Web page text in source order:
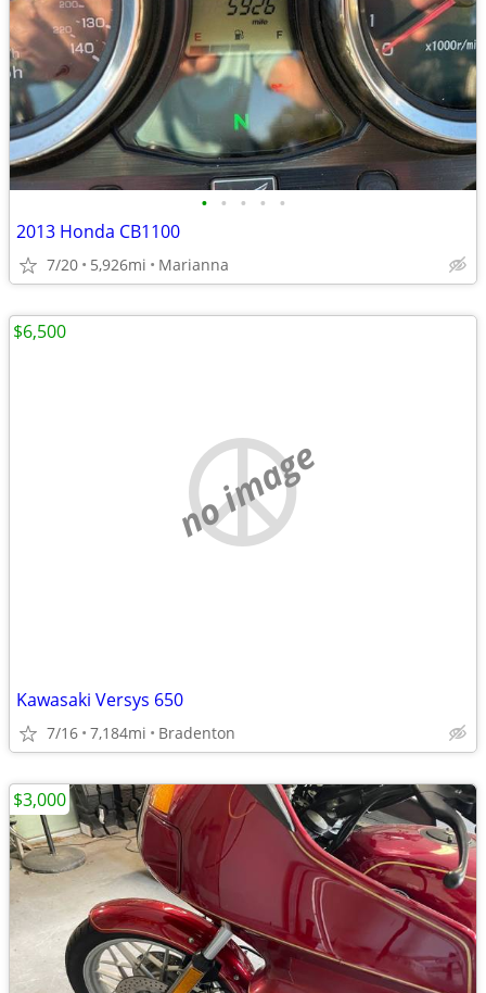
• • • • •
2013 Honda CB1100
7/20 5,926mi Marianna
no image
Kawasaki Versys 650
7/16 7,184mi Bradenton
$6,500
$3,000